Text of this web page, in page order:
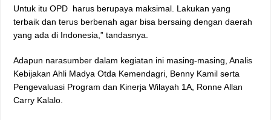
Untuk itu OPD harus berupaya maksimal. Lakukan yang
terbaik dan terus berbenah agar bisa bersaing dengan daerah
yang ada di Indonesia,” tandasnya.
Adapun narasumber dalam kegiatan ini masing-masing, Analis
Kebijakan Ahli Madya Otda Kemendagri, Benny Kamil serta
Pengevaluasi Program dan Kinerja Wilayah 1A, Ronne Allan
Carry Kalalo.